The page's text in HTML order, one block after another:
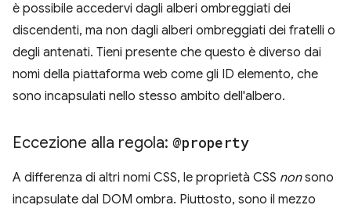
è possibile accedervi dagli alberi ombreggiati dei
discendenti, ma non dagli alberi ombreggiati dei fratelli o
degli antenati. Tieni presente che questo è diverso dai
nomi della piattaforma web come gli ID elemento, che
sono incapsulati nello stesso ambito dell'albero.
Eccezione alla regola: @property
A differenza di altri nomi CSS, le proprietà CSS nonsono
incapsulate dal DOM ombra. Piuttosto, sono il mezzo